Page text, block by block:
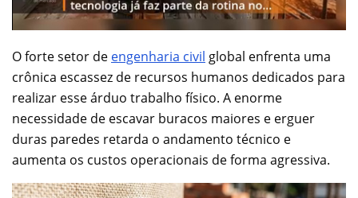
O forte setor de engenharia civil global enfrenta uma
crônica escassez de recursos humanos dedicados para
realizar esse árduo trabalho físico. A enorme
necessidade de escavar buracos maiores e erguer
duras paredes retarda o andamento técnico e
aumenta os custos operacionais de forma agressiva.